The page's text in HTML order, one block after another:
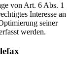
von Art. 6 Abs. 1
Interesse an
seiner
werden.